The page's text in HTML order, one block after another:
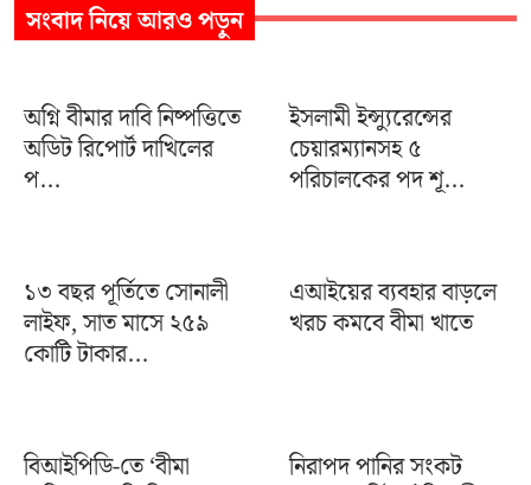
সংবাদনিয়ে আরও পড়ুন
অগ্নি বীমার দাবি নিষ্পত্তিতে
অডিট রিপোর্ট দাখিলের
প...
ইসলামী ইন্স্যুরেন্সের
চেয়ারম্যানসহ ৫
পরিচালকের পদ শূ...
১৩ বছর পূর্তিতে সোনালী
লাইফ, সাত মাসে ২৫৯
কোটি টাকার...
এআইয়ের ব্যবহার বাড়লে
খরচ কমবে বীমা খাতে
বিআইপিডি-তে ‘বীমা
নিরাপদ পানির সংকট